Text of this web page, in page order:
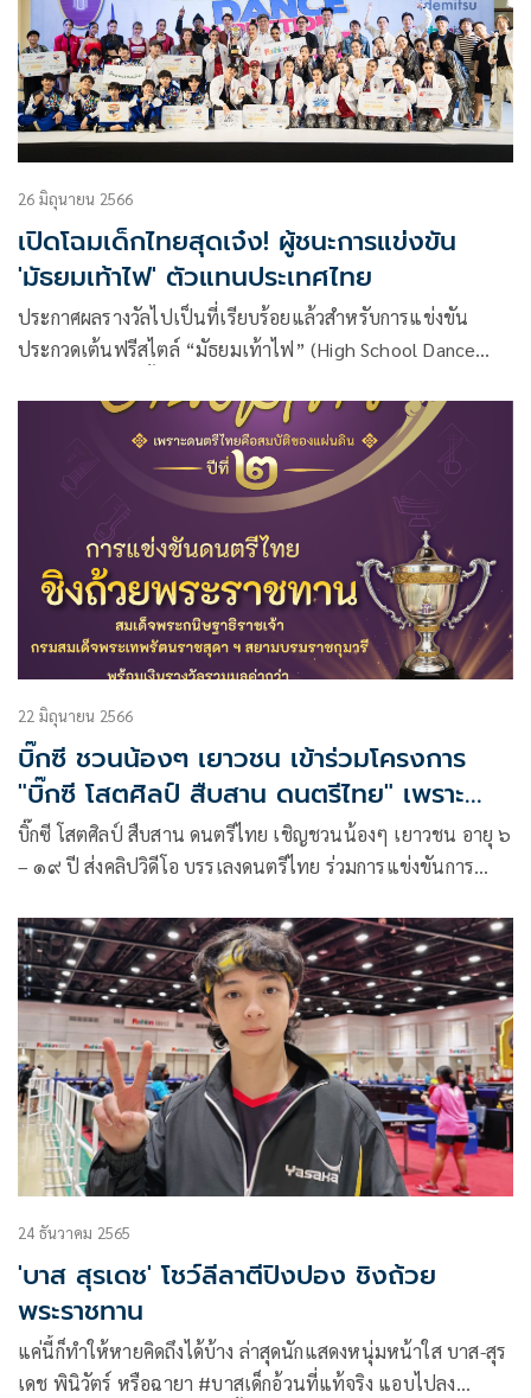
ทอง เวลา 18.00 น. พร้อมชิงถ้วยพระราชทานจากพระบาท
สมเด็จพระเจ้าอยู่หัว ซึ่งความเข้มข้นทั้งหมด แฟนมวยไทยจะได้
พบกับความสนุกในรายการต่างๆ ดังนี้
26 มิถุนายน 2566
เปิดโฉมเด็กไทยสุดเจ๋ง! ผู้ชนะการแข่งขัน
'มัธยมเท้าไฟ' ตัวแทนประเทศไทย
ประกาศผลรางวัลไปเป็นที่เรียบร้อยแล้วสำหรับการแข่งขัน
ประกวดเต้นฟรีสไตล์ “มัธยมเท้าไฟ” (High School Dance
ราชเจ้า กรมสมเด็จพระเทพรัตนราชสุดา ฯ สยามบรมราชกุมารี
และเงินรางวัลมูลค่ากว่า 100,000 บาท
22 มิถุนายน 2566
บิ๊กซี ชวนน้องๆ เยาวชน เข้าร่วมโครงการ
"บิ๊กซี โสตศิลป์ สืบสาน ดนตรีไทย" เพราะ
ดนตรีไทยคือสมบัติของแผ่นดิน ปีที่ ๒
บิ๊กซี โสตศิลป์ สืบสาน ดนตรีไทย เชิญชวนน้องๆ เยาวชน อายุ ๖
– ๑๙ ปี ส่งคลิปวิดีโอ บรรเลงดนตรีไทย ร่วมการแข่งขันการ
24 ธันวาคม 2565
'บาส สุรเดช' โชว์ลีลาตีปิงปอง ชิงถ้วย
พระราชทาน
แค่นี้ก็ทำให้หายคิดถึงได้บ้าง ล่าสุดนักแสดงหนุ่มหน้าใส บาส-สุร
เดช พินิวัตร์ หรือฉายา #บาสเด็กอ้วนที่แท้จริง แอบไปลง